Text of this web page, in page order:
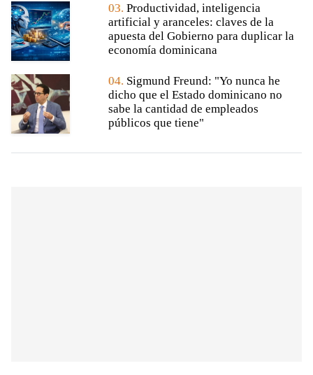
03. Productividad, inteligencia
artificial y aranceles: claves de la
apuesta del Gobierno para duplicar la
economía dominicana
04. Sigmund Freund: "Yo nunca he
dicho que el Estado dominicano no
sabe la cantidad de empleados
públicos que tiene"